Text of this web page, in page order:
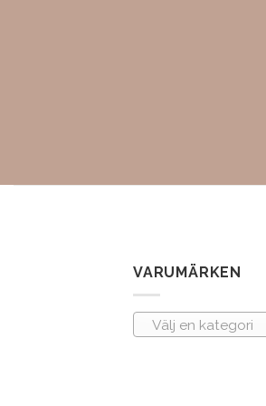
VARUMÄRKEN
Välj en kategori